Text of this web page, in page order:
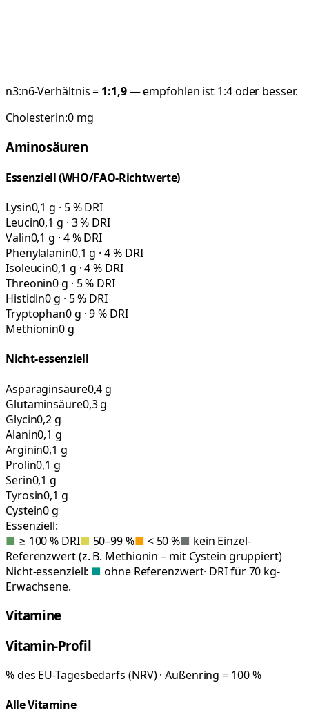
n3:n6-Verhältnis = 1:1,9— empfohlen ist 1:4 oder besser.
Cholesterin:0mg
Aminosäuren
Essenziell (WHO/FAO-Richtwerte)
Lysin0,1 g · 5 % DRI
Leucin0,1 g · 3 % DRI
Valin0,1 g · 4 % DRI
Phenylalanin0,1 g · 4 % DRI
Isoleucin0,1 g · 4 % DRI
Threonin0 g · 5 % DRI
Histidin0 g · 5 % DRI
Tryptophan0 g · 9 % DRI
Methionin0 g
Nicht-essenziell
Asparaginsäure0,4 g
Glutaminsäure0,3 g
Glycin0,2 g
Alanin0,1 g
Arginin0,1 g
Prolin0,1 g
Serin0,1 g
Tyrosin0,1 g
Cystein0 g
Essenziell:
■ ≥ 100 % DRI■ 50–99 %■ < 50 %■ kein Einzel-
Referenzwert (z. B. Methionin – mit Cystein gruppiert)
Nicht-essenziell: ■ ohne Referenzwert· DRI für 70 kg-
Erwachsene.
Vitamine
Vitamin-Profil
% des EU-Tagesbedarfs (NRV) · Außenring = 100 %
Alle Vitamine